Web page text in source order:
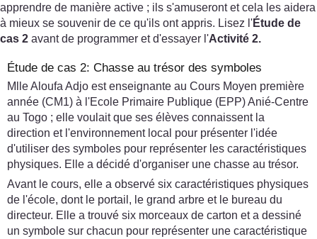
apprendre de manière active ; ils s'amuseront et cela les aidera
à mieux se souvenir de ce qu'ils ont appris. Lisez l'Étude de
cas 2 avant de programmer et d'essayer l'Activité 2.
Étude de cas 2: Chasse au trésor des symboles
Mlle Aloufa Adjo est enseignante au Cours Moyen première
année (CM1) à l'Ecole Primaire Publique (EPP) Anié-Centre
au Togo ; elle voulait que ses élèves connaissent la
direction et l'environnement local pour présenter l'idée
d'utiliser des symboles pour représenter les caractéristiques
physiques. Elle a décidé d'organiser une chasse au trésor.
Avant le cours, elle a observé six caractéristiques physiques
de l'école, dont le portail, le grand arbre et le bureau du
directeur. Elle a trouvé six morceaux de carton et a dessiné
un symbole sur chacun pour représenter une caractéristique